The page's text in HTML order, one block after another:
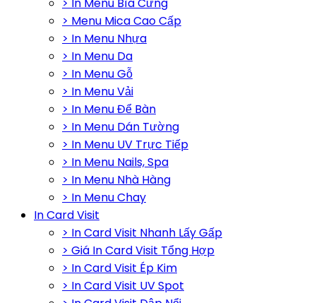
> In Menu Bìa Cứng
> Menu Mica Cao Cấp
> In Menu Nhựa
> In Menu Da
> In Menu Gỗ
> In Menu Vải
> In Menu Để Bàn
> In Menu Dán Tường
> In Menu UV Trực Tiếp
> In Menu Nails, Spa
> In Menu Nhà Hàng
> In Menu Chay
In Card Visit
> In Card Visit Nhanh Lấy Gấp
> Giá In Card Visit Tổng Hợp
> In Card Visit Ép Kim
> In Card Visit UV Spot